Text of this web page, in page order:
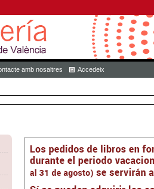
amb nosaltres Accedeix